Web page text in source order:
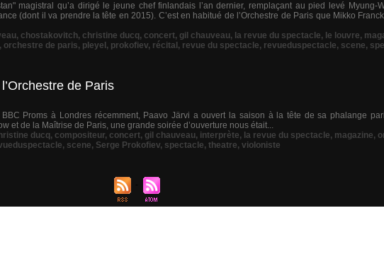
magistral qu’a dirigé le jeune chef finlandais l’an dernier, remplaçant au pied levé Myung-
(dont il va prendre la tête en 2015). C’est en habitué de l’Orchestre de Paris que Mikko
, chostakovitch, christine ducq, concert, gil chauveau, la revue du spectacle, le louvre,
, orchestre de paris, pleyel , prokofiev, récital , revue du spectacle, revueduspectacle, scene,
de Paris
BBC Proms à Londres récemment, Paavo Järvi a ouvert la saison à la tête de sa phalange
et de la Maîtrise de Paris, une grande soirée d’ouverture nous était...
ducq, compositeur, concert, gil chauveau, interprète, la revue du spectacle, magazine,
, scene, Serge Prokofiev, spectacle, theatre, violoniste